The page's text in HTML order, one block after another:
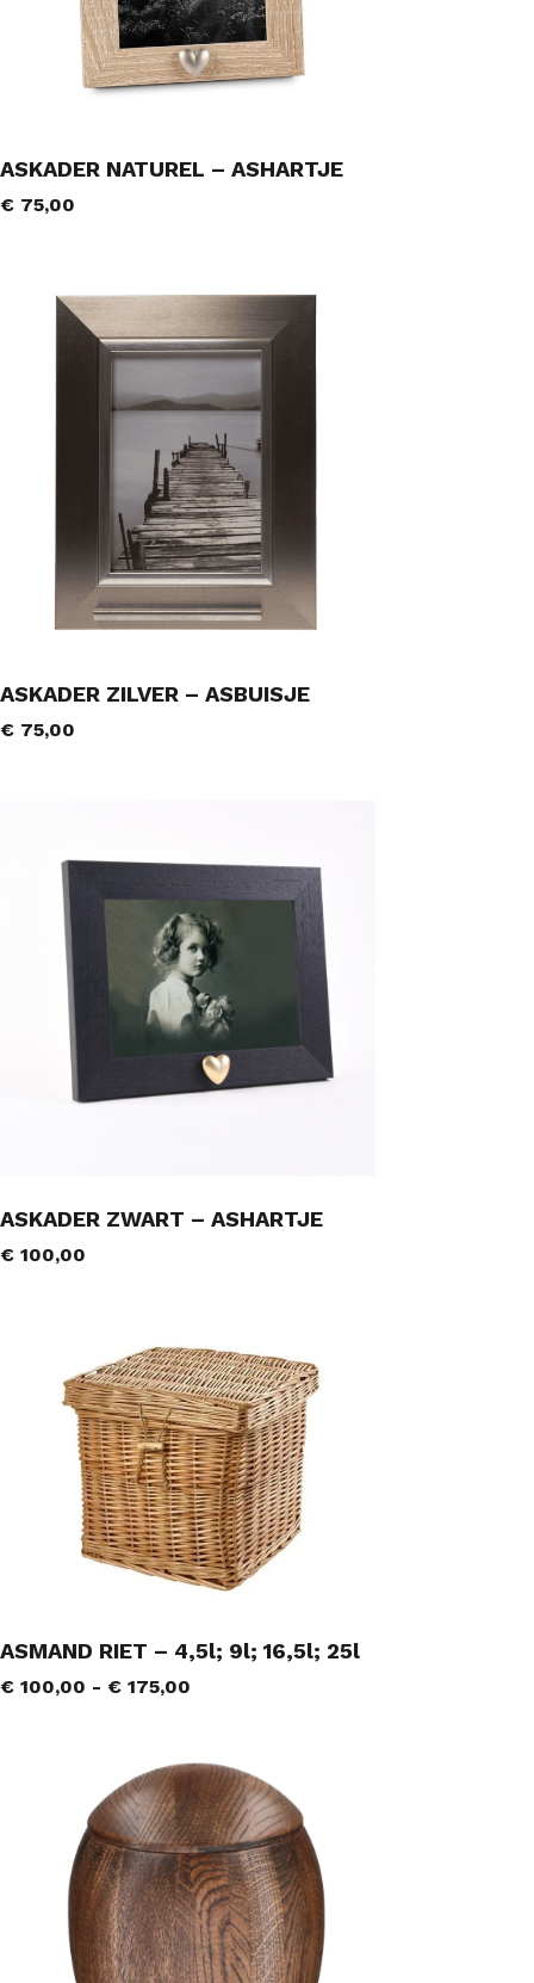
ASKADER NATUREL – ASHARTJE
€ 75,00
ASKADER ZILVER – ASBUISJE
€ 75,00
ASKADER ZWART – ASHARTJE
€ 100,00
ASMAND RIET – 4,5l; 9l; 16,5l; 25l
€ 100,00 - € 175,00